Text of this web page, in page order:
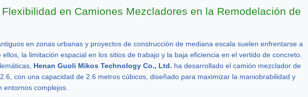
en Camiones Mezcladores en la Remodelación de
en zonas urbanas y proyectos de construcción de mediana escala suelen enfrentarse a
la limitación espacial en los sitios de trabajo y la baja eficiencia en el vertido de concreto.
Henan Guoli Mikos Technology Co., Ltd. ha desarrollado el camión mezclador de
, con una capacidad de 2.6 metros cúbicos, diseñado para maximizar la maniobrabilidad y
entornos complejos.